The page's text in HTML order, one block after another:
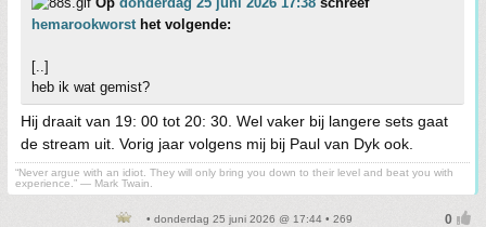
hemarookworsthet volgende:
[..]
heb ik wat gemist?
Hij draait van 19: 00 tot 20: 30. Wel vaker bij langere sets gaat
de stream uit. Vorig jaar volgens mij bij Paul van Dyk ook.
“Never argue with an idiot. They will only bring you down to their level and beat you with
experience.” ― Mark Twain.
• donderdag 25 juni 2026 @ 17:44 • 269